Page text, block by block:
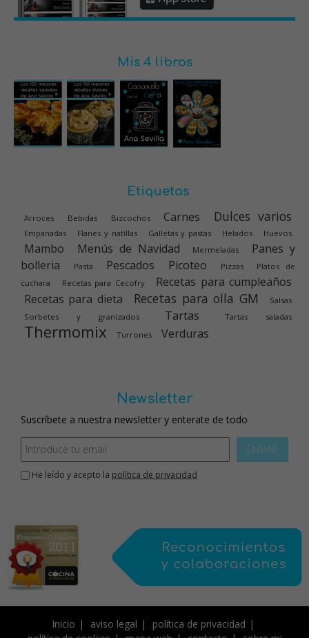
Mis 4 libros
Etiquetas
Arroces Bebidas Bizcochos Carnes Dulces varios
Empanadas Flanes y natillas Galletas y pastas Helados Huevos
Mambo Menús de Navidad Mermeladas
Panes y
bolleria
Pasta Pescados Picoteo Pizzas
Platos de
cuchara
Recetas para Cecofry
Recetas para cumpleaños
Recetas para dieta
Recetas para olla GM
Salsas
Sorbetes y granizados
Tartas Tartas saladas
Thermomix Turrones Verduras
Newsletter
Suscríbete a nuestra newsletter y enterate de todo
ENVIAR
He leído y acepto la política de privacidad
Inicio aviso legal
política de privacidad